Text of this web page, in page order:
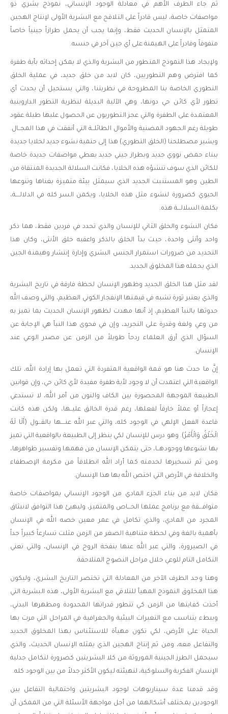
ثم جاء الطرف الأهم في معادلة الوجود الإنساني، نموذج بشري ذو
مواصفات خاصة، ليس قادراً على التلاقح مع البشرية الأولى لإنتاج الهجين
المتمثل بالإنسان الحديث فقط، وإنما يجب أن يحمل طرازاً جينياً خاصاً
متفوقاً وقادراً على الهيمنة على أي جين آخر في جنسه.
ولإيجاد هذا النموذج المتطور من البشرية والذي لا يمكن إحداثه بأية طفرة
كما افترض وهم التطوريين، كان لابد من خلق جديد، في عملية الخلق
التطوري الخاصة بنا المطروحة في نظريتنا، والتي يستحيل أن يحدث أي
تطور لأي كائن حي دونها، وهي الآلية البديلة لنظرية التطور الداروينية
المعتمدة على الطفرة والتي عجز التطوريون عن الحصول عليها طيلة عقود
طويلة رغم الجهود المضنية والأموال الطائلــة التي أنفقت في هذا المجــال.
ويشير مصطلحنا (الخلق التطوري) هذا إلى حتمية نشوء جديد لخلايا جديدة
ببناء حمض نووي جديد وبطراز جيني جديد يعطي مواصفات جديدة خاصة
للكائن الذي سوف تنشؤه هذه الخلايا، فكانت السلالة الجديدة المنتقاة من
الطين وهو المستنبت الجديد الذي سيمثل بيئة متميزة بغناها وتنوعها
الحيوي كضرورة لنشوء مثل هذه الخلايا، ويكمن السر كله في الدلالــــة،
بكلمة السلالـــة هذه.
فكان النشوء والخلق الثاني للإنسان والذي تحدد في فردين فقط، هما ذكر
واحد وأنثى واحدة، حيث بدأ الخلق بالذكر واعقبه خلق الأنثى، وكان هذا
التحديد من ضرورات استمرار الجنس البشري وإدارة إنتشار وهيمنة الجين
الذي يحمله هذا المخلوق الجديد.
لقد مثل هذا الخلق الجديد وظهور الإنسان لحظة فارقة في تاريخ البشرية
والذي يعتبر ثورة تشبه في قيمتها الإنفجار الكوني العظيم، والتي وصف الله
حدوثها بالنبأ العظيم، إذ أنها مهدت لظهور الإنسان الحديث بما تميز به
من وعي ولغة وقدرة على التجريد، وإن في فحوى هذا النبأ هي الإجابة عن
السؤال الذي أرق العلماء ردحاً طويلاً من الزمن عن مصدر الوعي عند
الإنسان.
إنَّ ما حدث هنا هو قمة الواقعية المتفردة التي تعمل بها إرادة الله، تلك
الواقعية التي اعتمدت أن لا وجود لأية طفرة مفيدة لأي كائن حي، وإن قوانين
الطبيعة الموجهة المحصورة بين الكاف والنون من أمر الله، لا تستدعي
إعجازاً أو عملاً خارقاً لفعلها، رغم قدرة الخالق عليــها، ولكن هذه كانت
قاعدة الفعل الإلهي في الوجود كله، والتي عبر الله عنــــها بالقـــول (أَلَا لَهُ
الْخَلْقُ وَالْأَمْرُ). وهو درس للإنسان لكي ينظر إلى الطبيعة بالواقعية التي تميز
بها نشوءها ووجودهــا، حتى يتمكن الإنسان من فهمها وتفسير ظواهرها،
ومن ثم تسخيرها لخدمته كما أراد الله انطلاقاً من مكرمة الإصطفاء
والخلافة في الأرض التي اختص الله بها هذا الإنسان.
فكان لابد من بناء الجزء المادي من الوجود الإنساني بمواصفات خاصة
متوافـــقة مع برنامج عملها الخـــاص والمتميز، وليهيئ هذا التوافق لانبثاق
المجرد من المادي، والذي تكامل في عمر معين خصه الله في الإنسان
بأهمية بالغة وفي لحظة متناهية الصغر من الزمن مثلت تسارعاً كبيراً جداً
في الصيرورة، والتي عبر الله عنها بنفخة الروح في الإنسان، والتي تعني
التكامل التام للوعي خلال مراحل النضوج المتلاحقة.
وهنا وجد الطرف الآخر من المعادلة التي تختصر التاريخ البشري، وليكون
هذا المخلوق النموذج المهيأ للتلاقي مع البشرية الأولى، هذه البشرية التي
أخذت كفايتها من الزمن كي تتطور قدراتها المحدودة ومظهرها البدني،
وببطء يتناسب مع التغيرات البيئية والجغرافية في المراحل التي مرت بها
الحياة على الأرض، لكي تكون مهيأة للاستئناس بهذا المخلوق الجديد
والتفاعل معه، ومن ثم إنتاج الهجين الذي يمثله الإنسان الحديث، والذي
سيحمل الطرز الجينية الموروثة من كلا البشريتين كضرورة لتكامل جدلية
الإنسان الفكرية والسلوكية، لتهيئته ليكون الأكثر جدلاً من بين الوجود كله.
وقد قدمنا عدة سيناريوهات لوجود البشريتين واحتمالية التفاعل بين
الوجودين بمختلف أشكالهما من أجل مواجهة الأسئلة التي من الممكن أن